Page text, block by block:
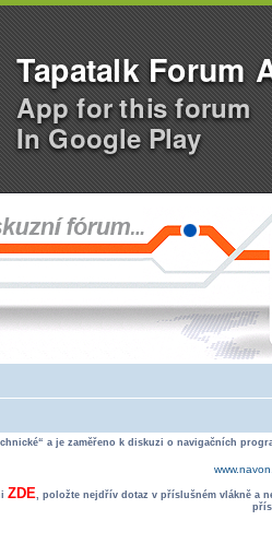
Tapatalk Forum
App for this forum
In Google Play
a je zaměřeno k diskuzi o navigačních
ZDE, položte nejdřív dotaz v příslušném vlákně a